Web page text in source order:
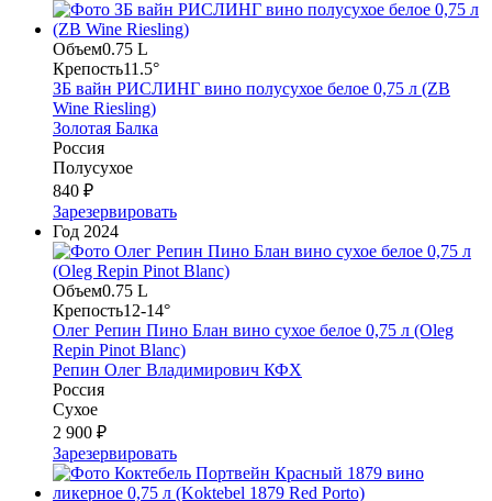
Объем0.75 L
Крепость11.5°
ЗБ вайн РИСЛИНГ вино полусухое белое 0,75 л (ZB
Wine Riesling)
Золотая Балка
Россия
Полусухое
840 ₽
Зарезервировать
Год 2024
Объем0.75 L
Крепость12-14°
Олег Репин Пино Блан вино сухое белое 0,75 л (Oleg
Repin Pinot Blanc)
Репин Олег Владимирович КФХ
Россия
Сухое
2 900 ₽
Зарезервировать